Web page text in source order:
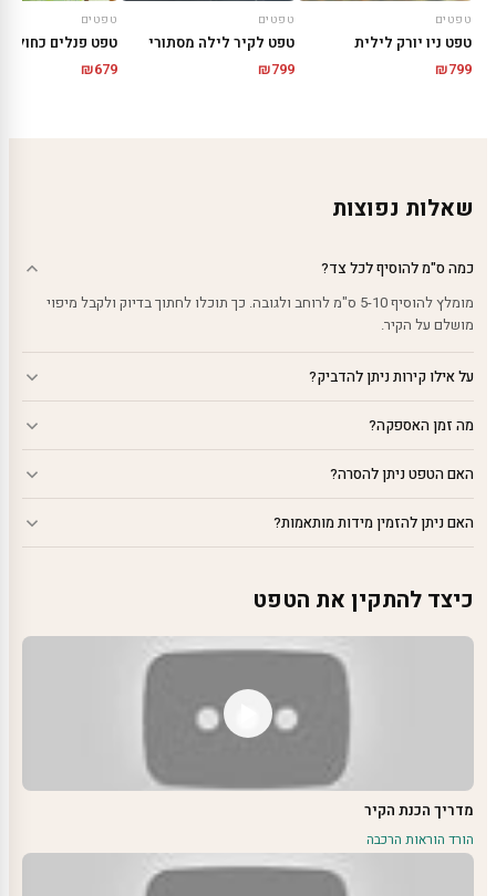
טפטים
טפט ניו יורק לילית
₪799
טפטים
טפט לקיר לילה מסתורי
₪799
טפטים
טפט פנלים כחולים
₪679
שאלות נפוצות
כמה ס"מ להוסיף לכל צד?
מומלץ להוסיף 5-10 ס"מ לרוחב ולגובה. כך תוכלו לחתוך בדיוק ולקבל מיפוי
מושלם על הקיר.
על אילו קירות ניתן להדביק?
מה זמן האספקה?
האם הטפט ניתן להסרה?
האם ניתן להזמין מידות מותאמות?
כיצד להתקין את הטפט
מדריך הכנת הקיר
הורד הוראות הרכבה